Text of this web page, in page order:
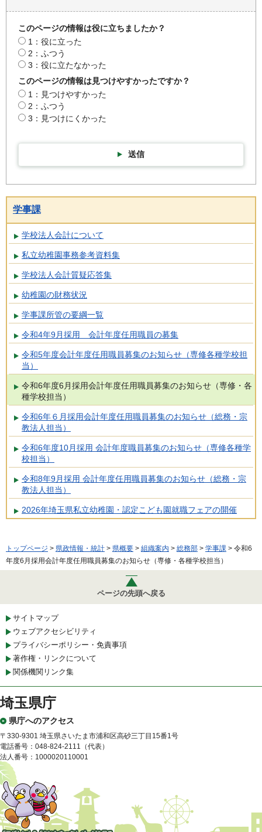
このページの情報は役に立ちましたか？
1：役に立った
2：ふつう
3：役に立たなかった
このページの情報は見つけやすかったですか？
1：見つけやすかった
2：ふつう
3：見つけにくかった
送信
学事課
学校法人会計について
私立幼稚園事務参考資料集
学校法人会計質疑応答集
幼稚園の財務状況
学事課所管の要綱一覧
令和4年9月採用 会計年度任用職員の募集
令和5年度会計年度任用職員募集のお知らせ（専修各種学校担
当）
令和6年度6月採用会計年度任用職員募集のお知らせ（専修・各
種学校担当）
令和6年６月採用会計年度任用職員募集のお知らせ（総務・宗
教法人担当）
令和6年度10月採用 会計年度職員募集のお知らせ（専修各種学
校担当）
令和8年9月採用 会計年度任用職員募集のお知らせ（総務・宗
教法人担当）
2026年埼玉県私立幼稚園・認定こども園就職フェアの開催
トップページ > 県政情報・統計 > 県概要 > 組織案内 > 総務部 > 学事課 > 令和6
年度6月採用会計年度任用職員募集のお知らせ（専修・各種学校担当）
ページの先頭へ戻る
サイトマップ
ウェブアクセシビリティ
プライバシーポリシー・免責事項
著作権・リンクについて
関係機関リンク集
埼玉県庁
県庁へのアクセス
〒330-9301 埼玉県さいたま市浦和区高砂三丁目15番1号
電話番号：048-824-2111（代表）
法人番号：1000020110001